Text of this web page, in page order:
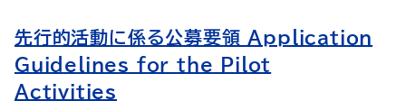
先行的活動に係る公募要領 Application
Guidelines for the Pilot
Activities